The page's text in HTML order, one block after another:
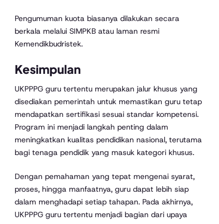
Pengumuman kuota biasanya dilakukan secara
berkala melalui SIMPKB atau laman resmi
Kemendikbudristek.
Kesimpulan
UKPPPG guru tertentu merupakan jalur khusus yang
disediakan pemerintah untuk memastikan guru tetap
mendapatkan sertifikasi sesuai standar kompetensi.
Program ini menjadi langkah penting dalam
meningkatkan kualitas pendidikan nasional, terutama
bagi tenaga pendidik yang masuk kategori khusus.
Dengan pemahaman yang tepat mengenai syarat,
proses, hingga manfaatnya, guru dapat lebih siap
dalam menghadapi setiap tahapan. Pada akhirnya,
UKPPPG guru tertentu menjadi bagian dari upaya